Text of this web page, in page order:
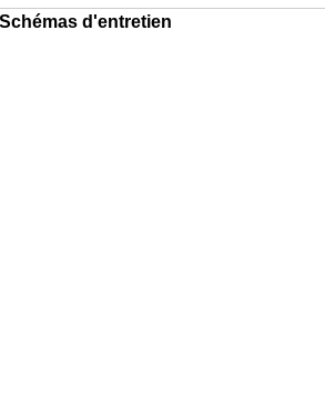
d'entretien